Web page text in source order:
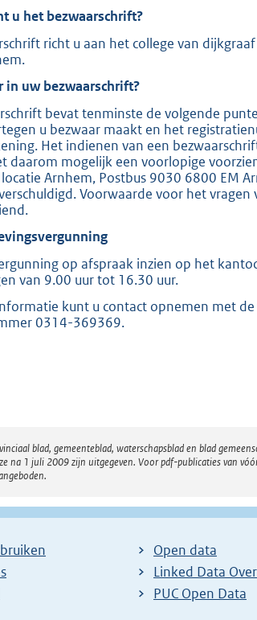
u het bezwaarschrift?
richt u aan het college van
in uw bezwaarschrift?
bevat tenminste de volgende
u bezwaar maakt en het
Het indienen van een
daarom mogelijk een voorlopige
Arnhem, Postbus 9030 6800 EM
Voorwaarde voor het
op afspraak inzien op het
van 9.00 uur tot 16.30 uur.
kunt u contact opnemen met
0314-369369.
blad, gemeenteblad, waterschapsblad en blad
na 1 juli 2009 zijn uitgegeven. Voor pdf-publicaties van
Open data
Linked Data
PUC Open Data